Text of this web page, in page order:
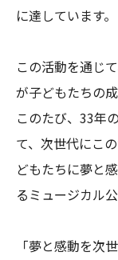
に達しています。
この活動を通じ
が子どもたちの
このたび、33年
て、次世代にこ
どもたちに夢と
るミュージカル
「夢と感動を次